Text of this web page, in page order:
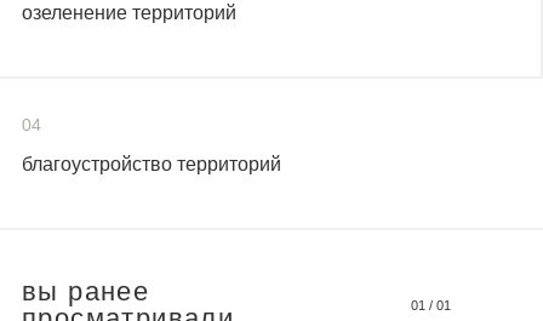
озеленение территорий
04
благоустройство территорий
вы ранее
01 / 01